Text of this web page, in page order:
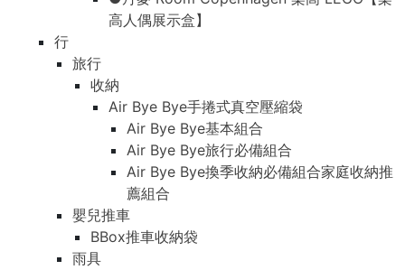
高人偶展示盒】
行
旅行
收納
Air Bye Bye手捲式真空壓縮袋
Air Bye Bye基本組合
Air Bye Bye旅行必備組合
Air Bye Bye換季收納必備組合家庭收納推
薦組合
嬰兒推車
BBox推車收納袋
雨具